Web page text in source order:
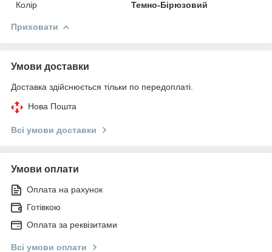
Колір
Темно-Бірюзовий
Приховати
Умови доставки
Доставка здійснюється тільки по передоплаті.
Нова Пошта
Всі умови доставки
Умови оплати
Оплата на рахунок
Готівкою
Оплата за реквізитами
Всі умови оплати